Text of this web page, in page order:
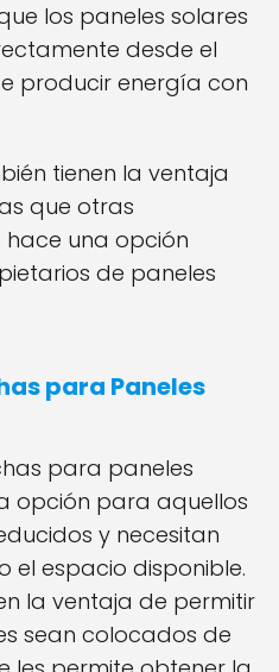
los paneles solares
desde el
producir energía con
tienen la ventaja
que otras
hace una opción
de paneles
para Paneles
para paneles
opción para aquellos
y necesitan
el espacio disponible.
la ventaja de permitir
sean colocados de